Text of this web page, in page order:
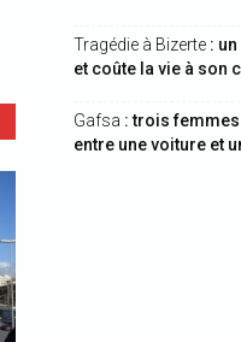
Tragédie à Bizerte :
et coûte la vie à son
Gafsa : trois
entre une voiture et